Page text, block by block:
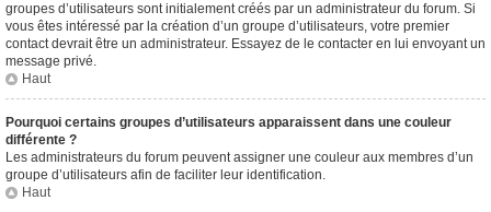
groupes d’utilisateurs sont initialement créés par un administrateur du forum. Si
vous êtes intéressé par la création d’un groupe d’utilisateurs, votre premier
contact devrait être un administrateur. Essayez de le contacter en lui envoyant un
message privé.
Haut
Pourquoi certains groupes d’utilisateurs apparaissent dans une couleur
différente ?
Les administrateurs du forum peuvent assigner une couleur aux membres d’un
groupe d’utilisateurs afin de faciliter leur identification.
Haut